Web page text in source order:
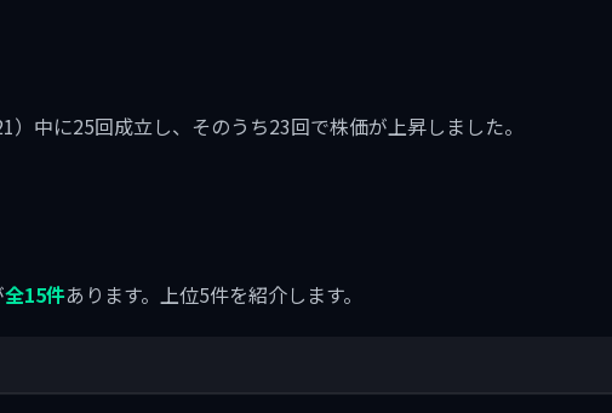
中に25回成立し、そのうち23回で株価が上昇しました。
全15件あります。上位5件を紹介します。